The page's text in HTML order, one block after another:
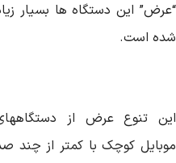
این دستگاه ها بسیار زیاد
است.
تنوع عرض از دستگاههای
کوچک با کمتر از چند صد